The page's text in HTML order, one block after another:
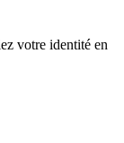
votre identité en